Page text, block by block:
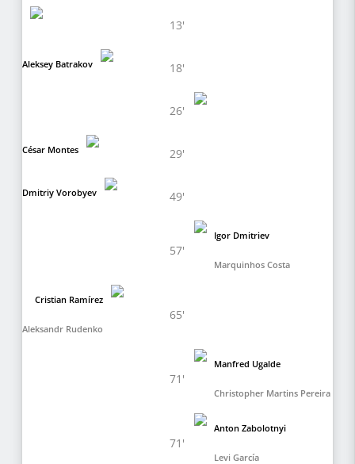
13'
Aleksey Batrakov 18'
26'
César Montes 29'
Dmitriy Vorobyev 49'
57'
Igor Dmitriev
Marquinhos Costa
Aleksandr Rudenko
Cristian Ramírez
65'
71'
Manfred Ugalde
Christopher Martins Pereira
71'
Anton Zabolotnyi
Levi García